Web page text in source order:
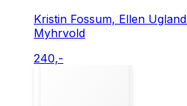
Kristin Fossum, Ellen
Myhrvold
240,-